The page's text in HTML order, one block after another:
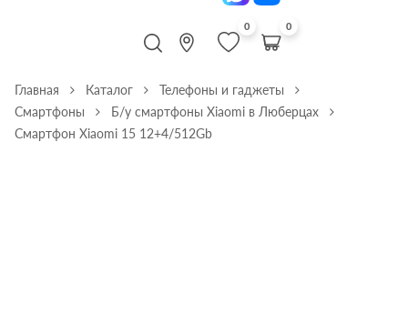
0 0
Главная Каталог
Телефоны и гаджеты
Смартфоны
Б/у смартфоны Xiaomi в Люберцах
Смартфон Xiaomi 15 12+4/512Gb